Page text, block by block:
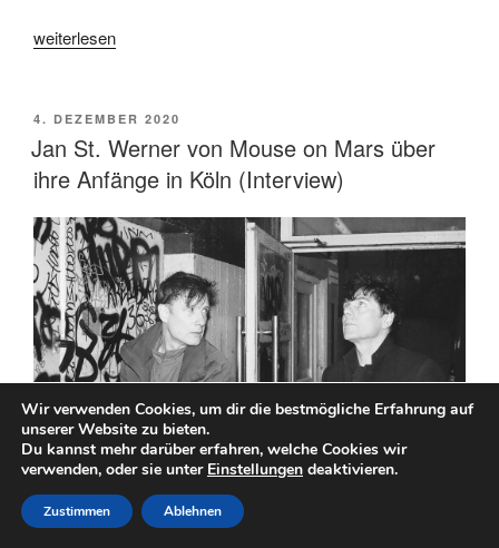
„Lesung
mit
Reinhard
Kleist
zu
„Starman
–
David
Bowies
Ziggy
Stardust
Years““
weiterlesen
VERÖFFENTLICHT
AM
4. DEZEMBER 2020
Jan St. Werner von Mouse on Mars über
ihre Anfänge in Köln (Interview)
Wir verwenden Cookies, um dir die bestmögliche Erfahrung auf
unserer Website zu bieten.
Du kannst mehr darüber erfahren, welche Cookies wir
verwenden, oder sie unter Einstellungen deaktivieren.
Zustimmen Ablehnen